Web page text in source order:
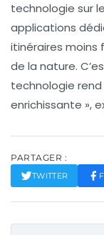
technologie sur
applications
itinéraires moins
de la nature.
technologie
enrichissante »,
PARTAGER :
TWITTER